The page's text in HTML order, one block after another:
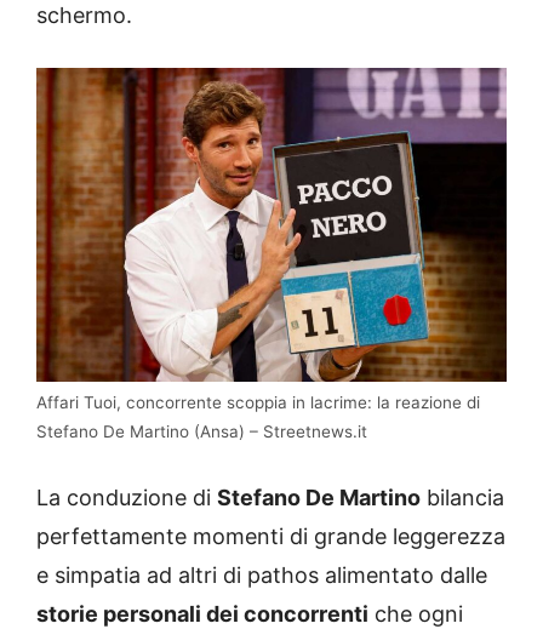
schermo.
Affari Tuoi, concorrente scoppia in lacrime: la reazione di
Stefano De Martino (Ansa) – Streetnews.it
La conduzione di Stefano De Martino bilancia
perfettamente momenti di grande leggerezza
e simpatia ad altri di pathos alimentato dalle
storie personali dei concorrenti che ogni